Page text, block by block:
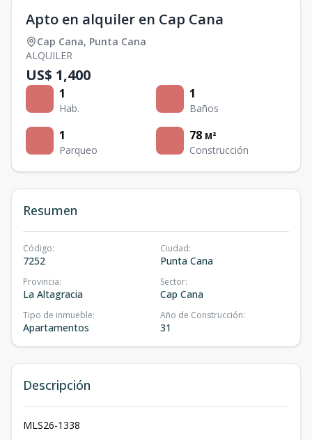
Apto en alquiler en Cap Cana
Cap Cana, Punta Cana
ALQUILER
US$ 1,400
1
Hab.
1
Baños
1
Parqueo
78 M²
Construcción
Resumen
Código:
7252
Ciudad:
Punta Cana
Provincia:
La Altagracia
Sector:
Cap Cana
Tipo de inmueble:
Apartamentos
Año de Construcción:
31
Descripción
MLS26-1338